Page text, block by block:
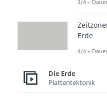
3/4 –
Erde
4/4 –
Die Erde
Plattentektonik